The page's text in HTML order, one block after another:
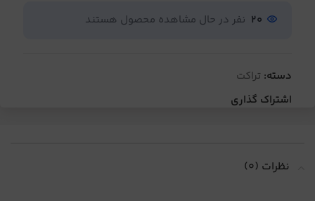
20 نفر در حال مشاهده محصول هستند
دسته: تراکت
اشتراک گذاری
نظرات (0)